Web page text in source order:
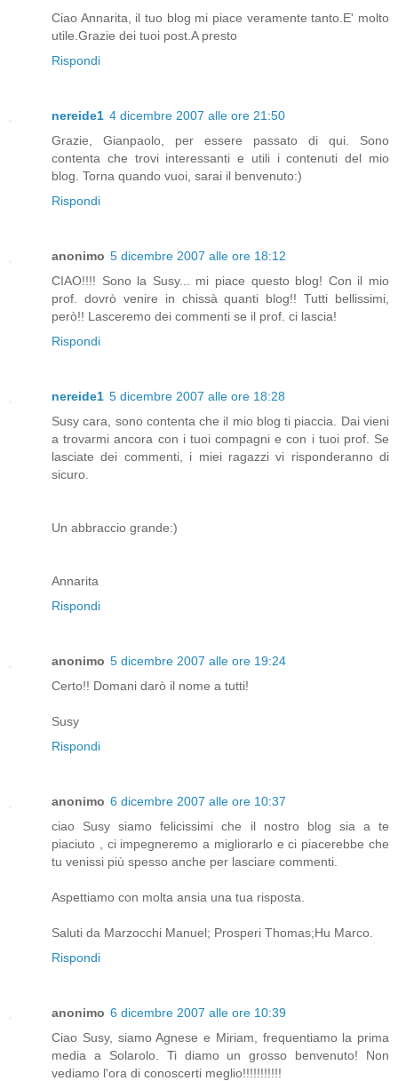
Ciao Annarita, il tuo blog mi piace veramente tanto.E' molto
utile.Grazie dei tuoi post.A presto
Rispondi
nereide1 4 dicembre 2007 alle ore 21:50
Grazie, Gianpaolo, per essere passato di qui. Sono
contenta che trovi interessanti e utili i contenuti del mio
blog. Torna quando vuoi, sarai il benvenuto:)
Rispondi
anonimo 5 dicembre 2007 alle ore 18:12
CIAO!!!! Sono la Susy... mi piace questo blog! Con il mio
prof. dovrò venire in chissà quanti blog!! Tutti bellissimi,
però!! Lasceremo dei commenti se il prof. ci lascia!
Rispondi
nereide1 5 dicembre 2007 alle ore 18:28
Susy cara, sono contenta che il mio blog ti piaccia. Dai vieni
a trovarmi ancora con i tuoi compagni e con i tuoi prof. Se
lasciate dei commenti, i miei ragazzi vi risponderanno di
sicuro.
Un abbraccio grande:)
Annarita
Rispondi
anonimo 5 dicembre 2007 alle ore 19:24
Certo!! Domani darò il nome a tutti!
Susy
Rispondi
anonimo 6 dicembre 2007 alle ore 10:37
ciao Susy siamo felicissimi che il nostro blog sia a te
piaciuto , ci impegneremo a migliorarlo e ci piacerebbe che
tu venissi più spesso anche per lasciare commenti.
Aspettiamo con molta ansia una tua risposta.
Saluti da Marzocchi Manuel; Prosperi Thomas;Hu Marco.
Rispondi
anonimo 6 dicembre 2007 alle ore 10:39
Ciao Susy, siamo Agnese e Miriam, frequentiamo la prima
media a Solarolo. Ti diamo un grosso benvenuto! Non
vediamo l'ora di conoscerti meglio!!!!!!!!!!!